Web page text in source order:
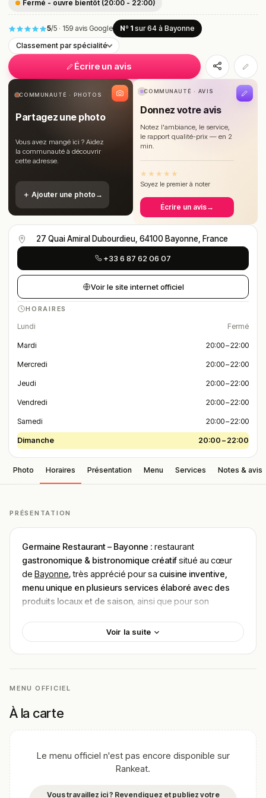
Fermé - ouvre bientôt (20:00 - 22:00)
5/5 · 159 avis Google Nº 1 sur 64 à Bayonne
Classement par spécialité
Écrire un avis
COMMUNAUTÉ · PHOTOS
Partagez une photo
Vous avez mangé ici ? Aidez
la communauté à découvrir
cette adresse.
＋ Ajouter une photo →
COMMUNAUTÉ · AVIS
Donnez votre avis
Notez l'ambiance, le service,
le rapport qualité-prix — en 2
min.
★ ★ ★ ★ ★
Soyez le premier à noter
Écrire un avis→
27 Quai Amiral Dubourdieu, 64100 Bayonne, France
+33 6 87 62 06 07
Voir le site internet officiel
HORAIRES
Lundi Fermé
Mardi 20:00 – 22:00
Mercredi 20:00 – 22:00
Jeudi 20:00 – 22:00
Vendredi 20:00 – 22:00
Samedi 20:00 – 22:00
Dimanche 20:00 – 22:00
Photo Horaires Présentation Menu Services Notes & avis
PRÉSENTATION
Germaine Restaurant – Bayonne : restaurant
gastronomique & bistronomique créatifsitué au cœur
de Bayonne, très apprécié pour sa cuisine inventive,
menu unique en plusieurs services élaboré avec des
produits locaux et de saison, ainsi que pour son
explique chaque plat devant vous
ambiance chaleureuse, conviviale et passionnée, idéale
pour undîner gastronomique, une soirée entre amis ou
un repas de découverte culinaire mémorable.
Le restaurant est situé au
piétonnes — une localisation idéale pour profiter d’un
repas gastronomique après une promenade le long du
Bayonne.
Voir la suite
MENU OFFICIEL
À la carte
Le menu officiel n'est pas encore disponible sur
Rankeat.
Vous travaillez ici ? Revendiquez et publiez votre